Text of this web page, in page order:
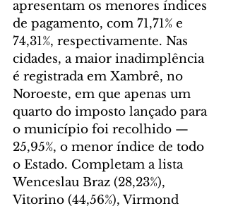
apresentam os menores índices
de pagamento, com 71,71% e
74,31%, respectivamente. Nas
cidades, a maior inadimplência
é registrada em Xambrê, no
Noroeste, em que apenas um
quarto do imposto lançado para
o município foi recolhido —
25,95%, o menor índice de todo
o Estado. Completam a lista
Wenceslau Braz (28,23%),
Vitorino (44,56%), Virmond